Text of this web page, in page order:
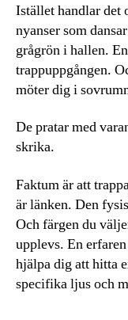
Istället handlar det
nyanser som
grågrön i hallen.
trappuppgången.
möter dig i
De pratar med
skrika.
Faktum är att
är länken. Den
Och färgen du
upplevs. En erfaren
hjälpa dig att hitta
specifika ljus och